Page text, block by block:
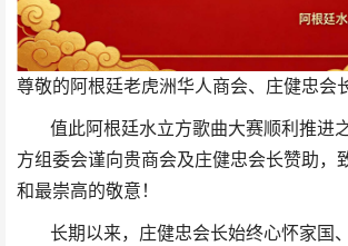
尊敬的阿根廷老虎洲华人商会、庄健忠会
值此阿根廷水立方歌曲大赛顺利推进
方组委会谨向贵商会及庄健忠会长赞助，
和最崇高的敬意！
长期以来，庄健忠会长始终心怀家国